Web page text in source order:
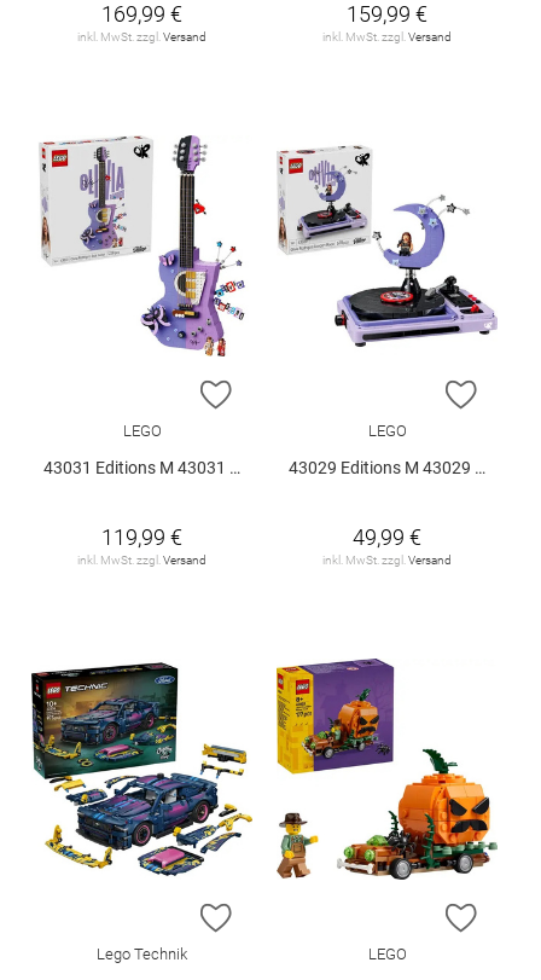
169,99 €
inkl. MwSt. zzgl.Versand
159,99 €
inkl. MwSt. zzgl.Versand
ZUR WUNSCHLISTE HINZUFÜGEN
LEGO
43031 Editions M 43031 V29
119,99 €
inkl. MwSt. zzgl. Versand
ZUR
LEGO
43029 Editions M 43029 V29
49,99 €
inkl. MwSt. zzgl. Versand
ZUR WUNSCHLISTE HINZUFÜGEN
Lego Technik
ZUR
LEGO